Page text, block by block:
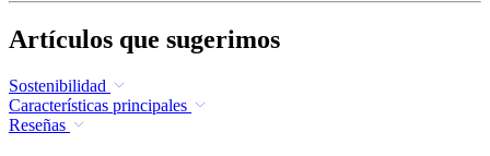
Artículos que sugerimos
Sostenibilidad
Características principales
Reseñas